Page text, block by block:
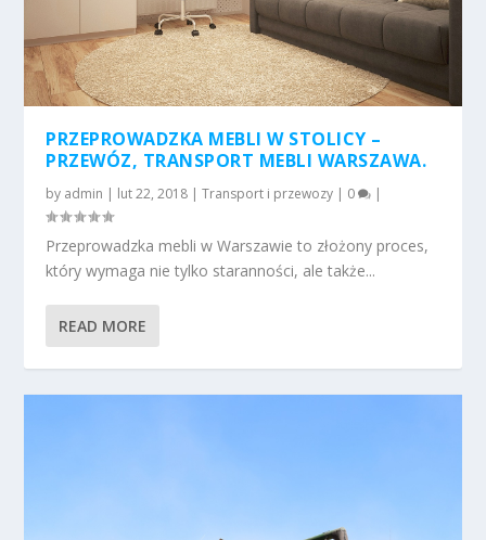
PRZEPROWADZKA MEBLI W STOLICY –
PRZEWÓZ, TRANSPORT MEBLI WARSZAWA.
by admin | lut 22, 2018 |Transport i przewozy | 0 |
Przeprowadzka mebli w Warszawie to złożony proces,
który wymaga nie tylko staranności, ale także...
READ MORE